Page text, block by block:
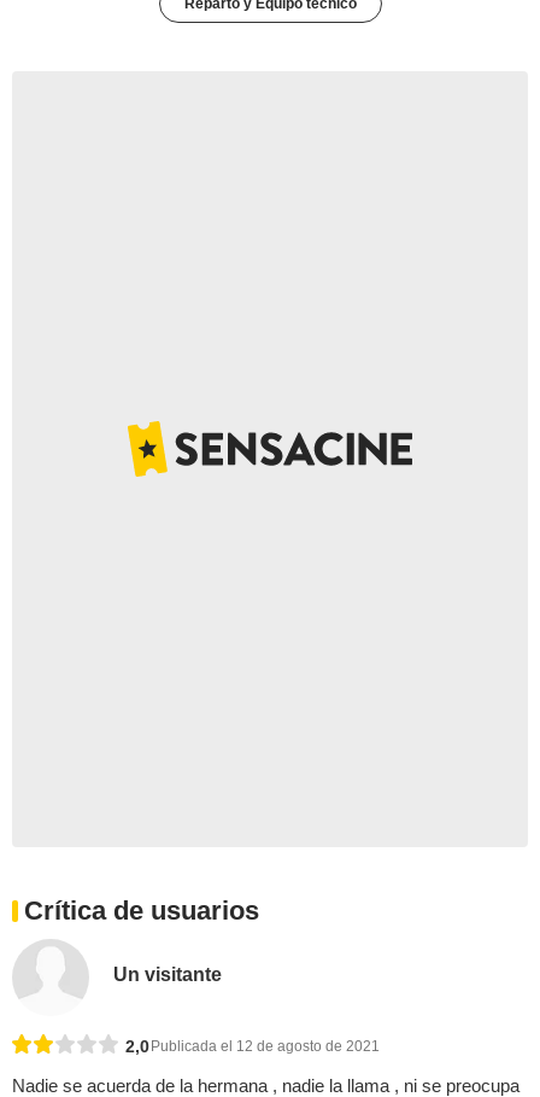
Crítica de usuarios
Un visitante
2,0 Publicada el 12 de agosto de 2021
Nadie se acuerda de la hermana , nadie la llama , ni se preocupa